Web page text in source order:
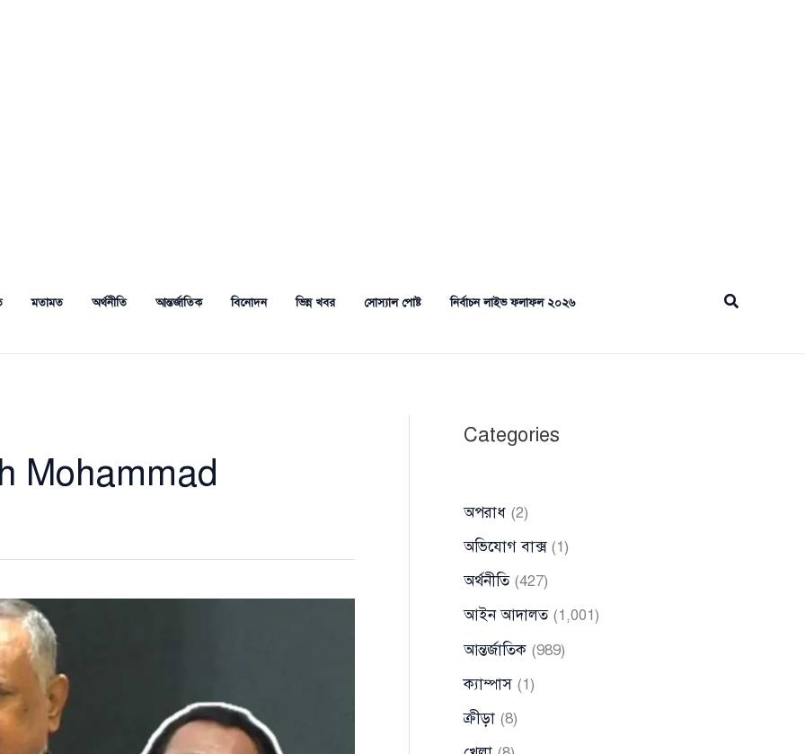
মতামত অর্থনীতি আন্তর্জাতিক বিনোদন ভিন্ন খবর সোস্যাল পোষ্ট নির্বাচন লাইভ ফলাফল ২০২৬ Search
Mohammad
Categories
অপরাধ (2)
অভিযোগ বাক্স(1)
অর্থনীতি(427)
আইন আদালত(1,001)
আন্তর্জাতিক (989)
ক্যাম্পাস (1)
ক্রীড়া (8)